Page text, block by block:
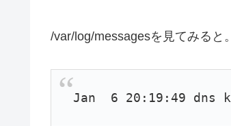
/var/log/messagesを見てみると。
Jan 6 20:19:49 dns